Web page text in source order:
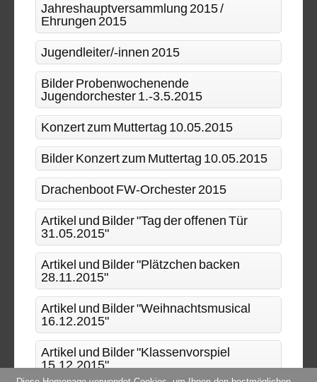
Jahreshauptversammlung 2015 /
Ehrungen 2015
Jugendleiter/-innen 2015
Bilder Probenwochenende
Jugendorchester 1.-3.5.2015
Konzert zum Muttertag 10.05.2015
Bilder Konzert zum Muttertag 10.05.2015
Drachenboot FW-Orchester 2015
Artikel und Bilder "Tag der offenen Tür
31.05.2015"
Artikel und Bilder "Plätzchen backen
28.11.2015"
Artikel und Bilder "Weihnachtsmusical
16.12.2015"
Artikel und Bilder "Klassenvorspiel
15.12.2015"